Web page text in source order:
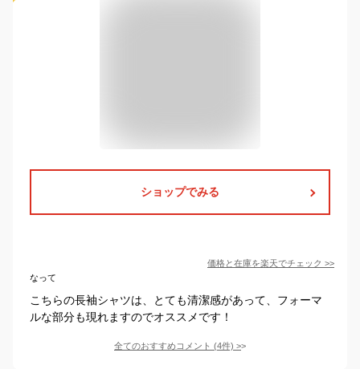
ショップでみる
価格と在庫を楽天でチェック >>
なって
こちらの長袖シャツは、とても清潔感があって、フォーマ
ルな部分も現れますのでオススメです！
全てのおすすめコメント (4件) >